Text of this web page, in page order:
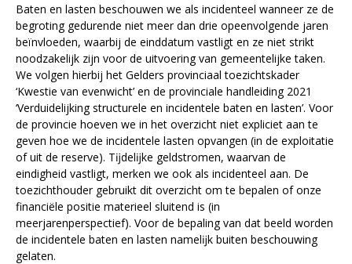
Baten en lasten beschouwen we als incidenteel wanneer ze de
begroting gedurende niet meer dan drie opeenvolgende jaren
beïnvloeden, waarbij de einddatum vastligt en ze niet strikt
noodzakelijk zijn voor de uitvoering van gemeentelijke taken.
We volgen hierbij het Gelders provinciaal toezichtskader
‘Kwestie van evenwicht’ en de provinciale handleiding 2021
‘Verduidelijking structurele en incidentele baten en lasten’. Voor
de provincie hoeven we in het overzicht niet expliciet aan te
geven hoe we de incidentele lasten opvangen (in de exploitatie
of uit de reserve). Tĳdelĳke geldstromen, waarvan de
eindigheid vastligt, merken we ook als incidenteel aan. De
toezichthouder gebruikt dit overzicht om te bepalen of onze
financiële positie materieel sluitend is (in
meerjarenperspectief). Voor de bepaling van dat beeld worden
de incidentele baten en lasten namelĳk buiten beschouwing
gelaten.